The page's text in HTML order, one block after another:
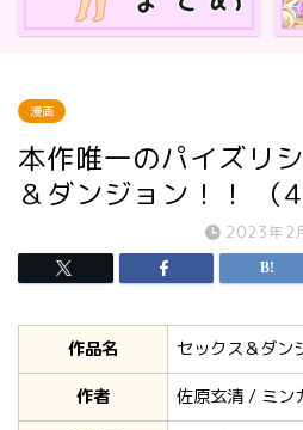
漫画
本作唯一のパイズリ
＆ダンジョン！！ （4
2023年2
作品名
セックス＆ダン
作者
佐原玄清 / ミン